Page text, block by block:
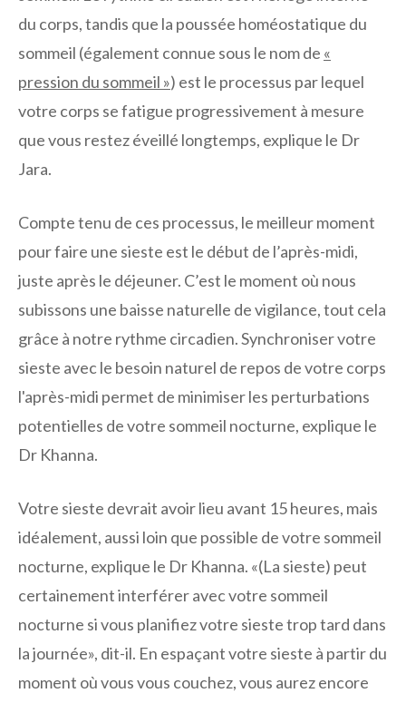
du corps, tandis que la poussée homéostatique du
sommeil (également connue sous le nom de «
pression du sommeil ») est le processus par lequel
votre corps se fatigue progressivement à mesure
que vous restez éveillé longtemps, explique le Dr
Jara.
Compte tenu de ces processus, le meilleur moment
pour faire une sieste est le début de l’après-midi,
juste après le déjeuner. C’est le moment où nous
subissons une baisse naturelle de vigilance, tout cela
grâce à notre rythme circadien. Synchroniser votre
sieste avec le besoin naturel de repos de votre corps
l'après-midi permet de minimiser les perturbations
potentielles de votre sommeil nocturne, explique le
Dr Khanna.
Votre sieste devrait avoir lieu avant 15 heures, mais
idéalement, aussi loin que possible de votre sommeil
nocturne, explique le Dr Khanna. «(La sieste) peut
certainement interférer avec votre sommeil
nocturne si vous planifiez votre sieste trop tard dans
la journée», dit-il. En espaçant votre sieste à partir du
moment où vous vous couchez, vous aurez encore